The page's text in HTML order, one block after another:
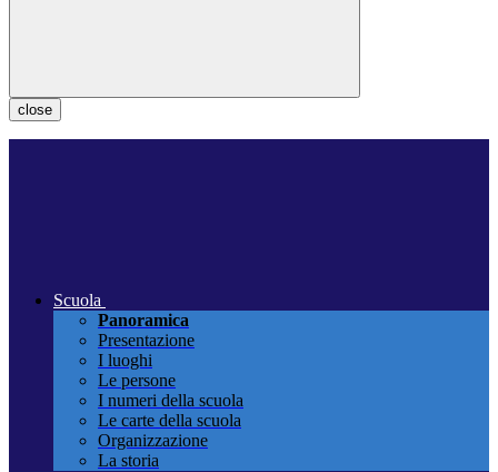
close
Scuola
Panoramica
Presentazione
I luoghi
Le persone
I numeri della scuola
Le carte della scuola
Organizzazione
La storia